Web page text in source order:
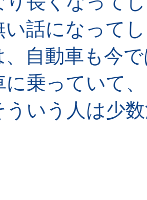
い話になって
自動車も今
に乗っていて
ういう人は少